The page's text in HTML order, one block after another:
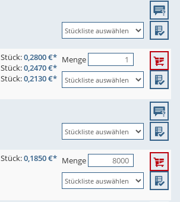
Stück:0,2800 €*
Stück:0,2470 €*
Stück:0,2130 €*
Menge
Stück:0,1850 €* Menge